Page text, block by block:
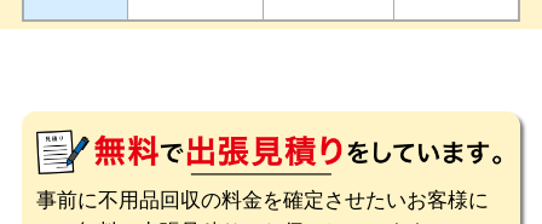
事前に不用品回収の料金を確定させたいお客様に